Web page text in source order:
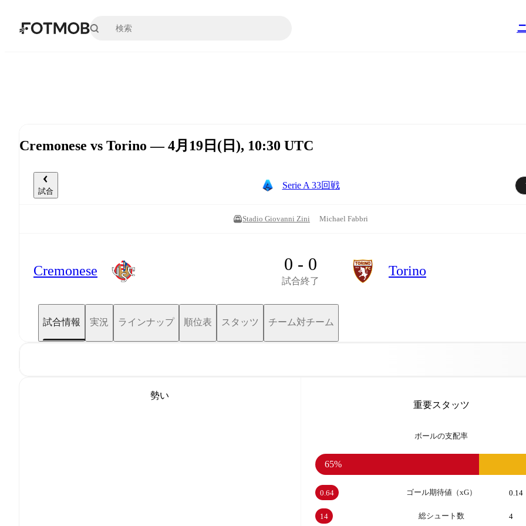
メインコンテンツへスキップ
Cremonese vs Torino — 4月19日(日), 10:30 UTC
試合
Serie A 33回戦
Stadio Giovanni Zini Michael Fabbri
Cremonese 0 - 0
試合終了
Torino
試合情報 実況 ラインナップ 順位表 スタッツ チーム対チーム
勢い
重要スタッツ
ボールの支配率
65%
ゴール期待値（xG）
0.64 0.14
総シュート数
14 4